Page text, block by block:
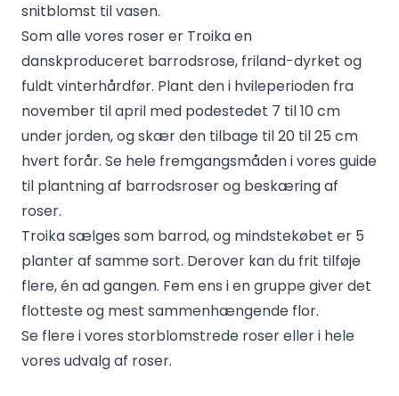
snitblomst til vasen.
Som alle vores roser er Troika en
danskproduceret barrodsrose, friland-dyrket og
fuldt vinterhårdfør. Plant den i hvileperioden fra
november til april med podestedet 7 til 10 cm
under jorden, og skær den tilbage til 20 til 25 cm
hvert forår. Se hele fremgangsmåden i vores guide
til plantning af barrodsroserog beskæring af
roser.
Troika sælges som barrod, og mindstekøbet er 5
planter af samme sort. Derover kan du frit tilføje
flere, én ad gangen. Fem ens i en gruppe giver det
flotteste og mest sammenhængende flor.
Se flere i vores storblomstrede rosereller i hele
vores udvalg af roser.